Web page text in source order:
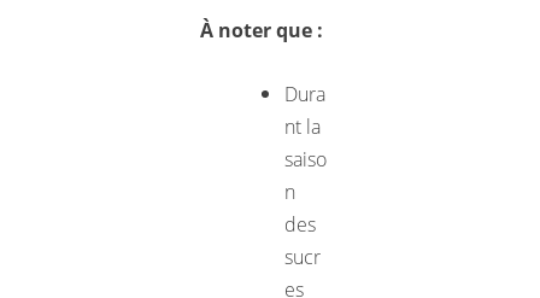
À noter que :
Dura
nt la
saiso
n
des
sucr
es